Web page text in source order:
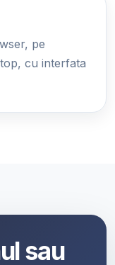
pe
cu interfata
sau